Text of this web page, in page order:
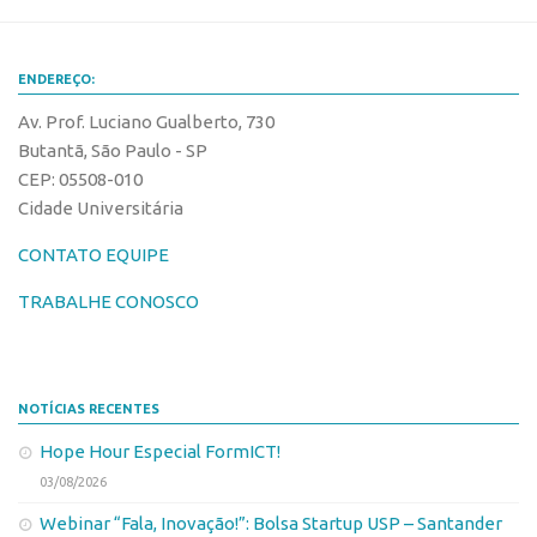
ENDEREÇO:
Av. Prof. Luciano Gualberto, 730
Butantã, São Paulo - SP
CEP: 05508-010
Cidade Universitária
CONTATO EQUIPE
TRABALHE CONOSCO
NOTÍCIAS RECENTES
Hope Hour Especial FormICT!
03/08/2026
Webinar “Fala, Inovação!”: Bolsa Startup USP – Santander